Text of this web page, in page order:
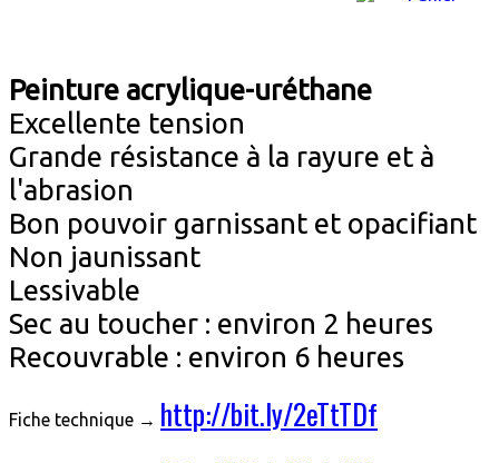
Peinture acrylique-uréthane
Excellente tension
Grande résistance à la rayure et à
l'abrasion
Bon pouvoir garnissant et opacifiant
Non jaunissant
Lessivable
Sec au toucher : environ 2 heures
Recouvrable : environ 6 heures
Fiche technique → http://bit.ly/2eTtTDf